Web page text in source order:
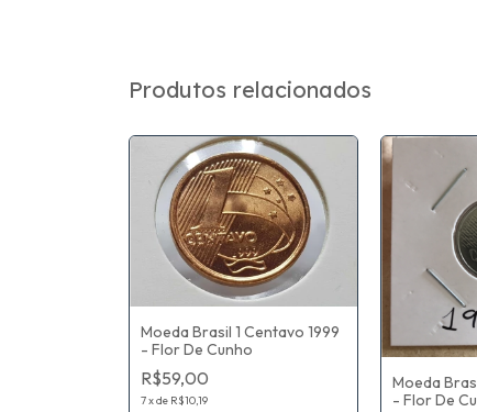
Produtos relacionados
Moeda Brasil 1 Centavo 1999
- Flor De Cunho
R$59,00
7xde R$10,19
Moeda
- Flor De